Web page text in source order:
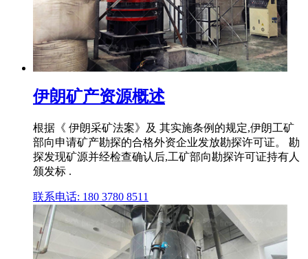
伊朗矿产资源概述
根据《 伊朗采矿法案》及 其实施条例的规定,伊朗工矿
部向申请矿产勘探的合格外资企业发放勘探许可证。 勘
探发现矿源并经检查确认后,工矿部向勘探许可证持有人
颁发标 .
联系电话: 180 3780 8511